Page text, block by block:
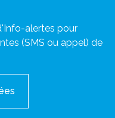
alertes pour
(SMS ou appel) de